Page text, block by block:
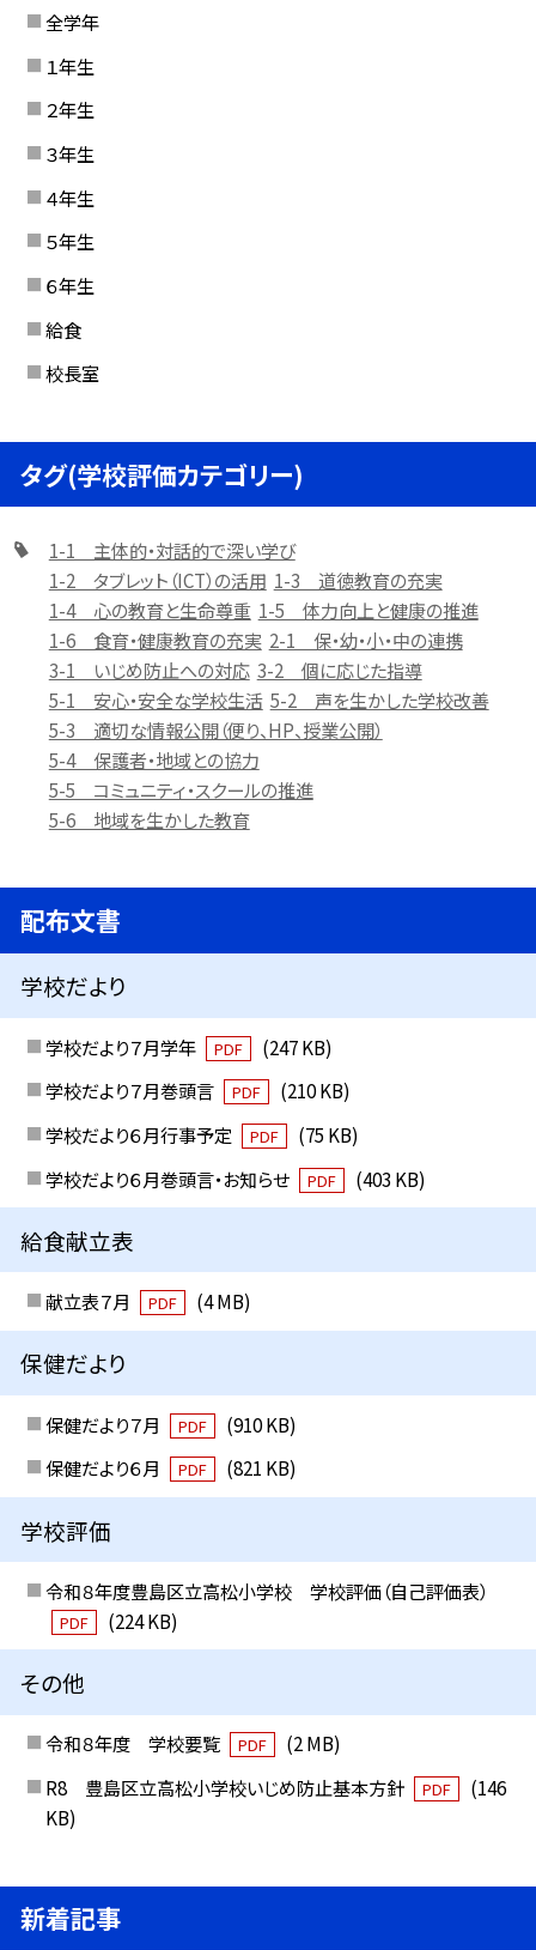
全学年
１年生
２年生
３年生
４年生
５年生
６年生
給食
校長室
タグ(学校評価カテゴリー)
1-1 主体的・対話的で深い学び
1-2 タブレット（ICT）の活用 1-3 道徳教育の充実
1-4 心の教育と生命尊重 1-5 体力向上と健康の推進
1-6 食育・健康教育の充実 2-1 保・幼・小・中の連携
3-1 いじめ防止への対応 3-2 個に応じた指導
5-1 安心・安全な学校生活 5-2 声を生かした学校改善
5-3 適切な情報公開（便り、HP、授業公開）
5-4 保護者・地域との協力
5-5 コミュニティ・スクールの推進
5-6 地域を生かした教育
配布文書
学校だより
学校だより７月学年 PDF
(247 KB)
学校だより７月巻頭言
PDF
(210 KB)
学校だより６月行事予定
PDF
(75 KB)
学校だより６月巻頭言・お知らせ
PDF (403 KB)
給食献立表
献立表７月 PDF (4 MB)
保健だより
保健だより７月 PDF
(910 KB)
保健だより６月
PDF (821 KB)
学校評価
令和８年度豊島区立高松小学校 学校評価（自己評価表）
PDF (224 KB)
その他
令和８年度 学校要覧 PDF
(2 MB)
R8 豊島区立高松小学校いじめ防止基本方針
PDF
(146
KB)
新着記事